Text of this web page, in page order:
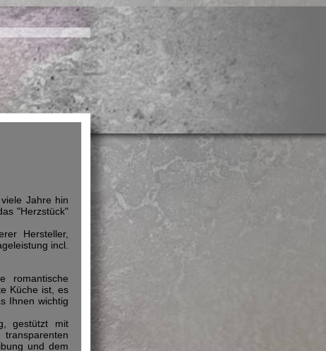
Jahre hin
"Herzstück"
Hersteller,
incl.
romantische
Küche ist, es
Ihnen wichtig
gestützt mit
und dem